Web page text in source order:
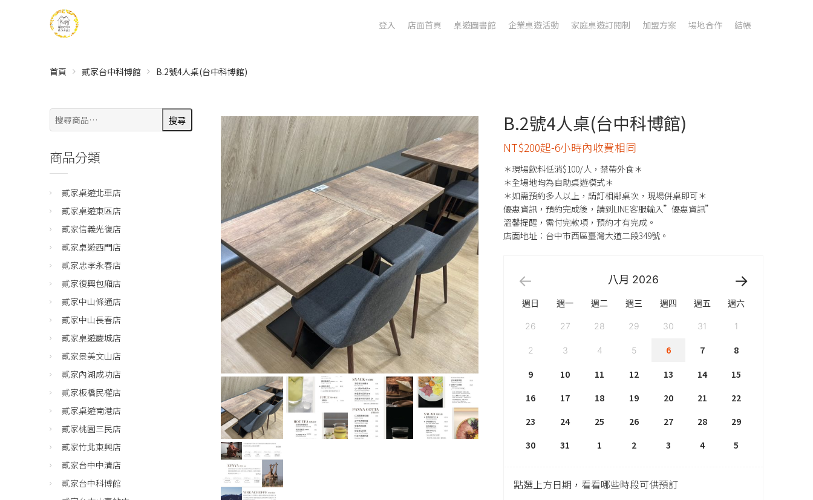
登入 店面首頁 桌遊圖書館 企業桌遊活動 家庭桌遊訂閱制 加盟方案 場地合作 結帳
首頁 貳家台中科博館 B.2號4人桌(台中科博館)
B.2號4人桌(台中科博館)
NT$200起-6小時內收費相同
＊現場飲料低消$100/人，禁帶外食＊
＊全場地均為自助桌遊模式＊
＊如需預約多人以上，請訂相鄰桌次，現場併桌即可＊
優惠資訊，預約完成後，請到LINE客服輸入”優惠資訊”
溫馨提醒，需付完款項，預約才有完成。
店面地址：台中市西區臺灣大道二段349號。
八月 2026
週日 週一 週二 週三 週四 週五 週六
26 27 28 29 30 31 1
2 3 4 5 6 7
8
9
10 11 12 13 14
15
16
17 18 19 20 21
22
23
24 25 26 27 28
29
30
31 1 2 3 4 5
點選上方日期，看看哪些時段可供預訂
搜
尋:
搜尋
商品分類
貳家桌遊北車店
貳家桌遊東區店
貳家信義光復店
貳家桌遊西門店
貳家忠孝永春店
貳家復興包廂店
貳家中山條通店
貳家中山長春店
貳家桌遊慶城店
貳家景美文山店
貳家內湖成功店
貳家板橋民權店
貳家桌遊南港店
貳家桃園三民店
貳家竹北東興店
貳家台中中清店
貳家台中科博館